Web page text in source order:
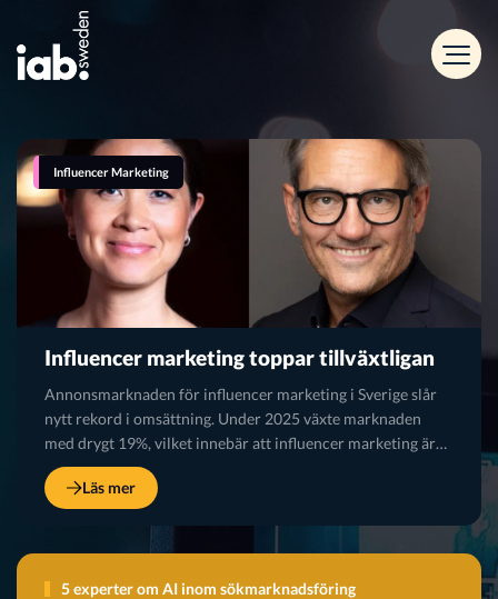
Influencer Marketing
Influencer marketing toppar tillväxtligan
Annonsmarknaden för influencer marketing i Sverige slår
nytt rekord i omsättning. Under 2025 växte marknaden
med drygt 19%, vilket innebär att influencer marketing är…
Läs mer
5 experter om AI inom sökmarknadsföring